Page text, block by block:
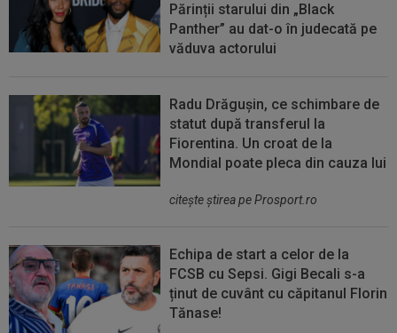
Părinții starului din „Black
Panther” au dat-o în judecată pe
văduva actorului
Radu Drăgușin, ce schimbare de
statut după transferul la
Fiorentina. Un croat de la
Mondial poate pleca din cauza lui
citeşte ştirea pe Prosport.ro
Echipa de start a celor de la
FCSB cu Sepsi. Gigi Becali s-a
ținut de cuvânt cu căpitanul Florin
Tănase!